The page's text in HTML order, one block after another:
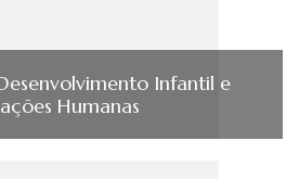
Infantil e
Humanas